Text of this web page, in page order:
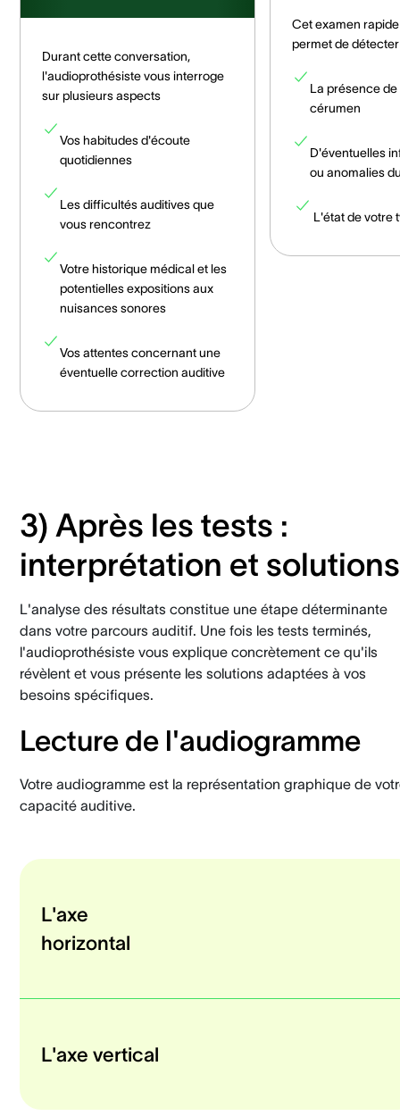
Durant cette conversation,
l'audioprothésiste vous interroge
sur plusieurs aspects
Vos habitudes d'écoute
quotidiennes
Les difficultés auditives que
vous rencontrez
Votre historique médical et les
potentielles expositions aux
nuisances sonores
Vos attentes concernant une
éventuelle correction auditive
Cet examen
permet de
La présence
cérumen
D'éventuelles
ou anomalies
L'état de votre
3) Après les tests :
interprétation et solutions
L'analyse des résultats constitue une étape déterminante
dans votre parcours auditif. Une fois les tests terminés,
l'audioprothésiste vous explique concrètement ce qu'ils
révèlent et vous présente les solutions adaptées à vos
besoins spécifiques.
Lecture de l'audiogramme
Votre audiogramme est la représentation graphique de
capacité auditive.
L'axe
horizontal
L'axe vertical